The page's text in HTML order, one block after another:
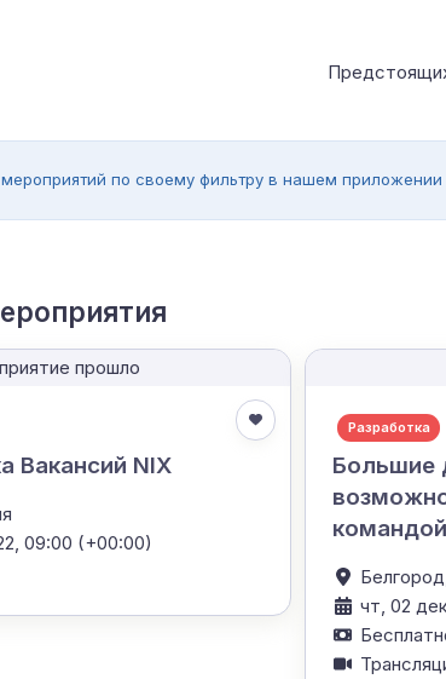
по своему фильтру в нашем приложении
прошло
Вакансий NIX
09:00 (+00:00)
Разработка
Большие
чт, 02